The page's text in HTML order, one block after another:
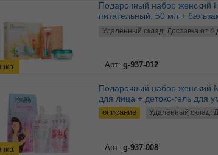
Подарочный набор женский HIMALAYA, крем
питательный, 50 мл +
Удалённый склад. Доставка от 4
Арт: g-937-012
Подарочный набор женский MIRYOKU Face Care, крем
для лица + детокс-гель для
описание Удалённый склад.
Арт: g-937-008